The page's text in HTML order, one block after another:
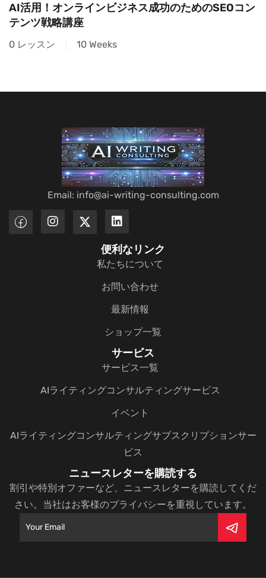
AI活用！オンラインビジネス成功のためのSEOコン
テンツ戦略講座
0 レッスン 10 Weeks
Email: info@ai-writing-consulting.com
便利なリンク
私たちについて
お問い合わせ
最新情報
ショップ一覧
サービス
サービス一覧
AIライティングコンサルティングサービス
イベント
AIライティングコンサルティングサブスクリプションサー
ビス
ニュースレターを購読する
割引や特別オファーなど、ニュースレターを購読してくだ
さい。当社はお客様のプライバシーを重視しています。